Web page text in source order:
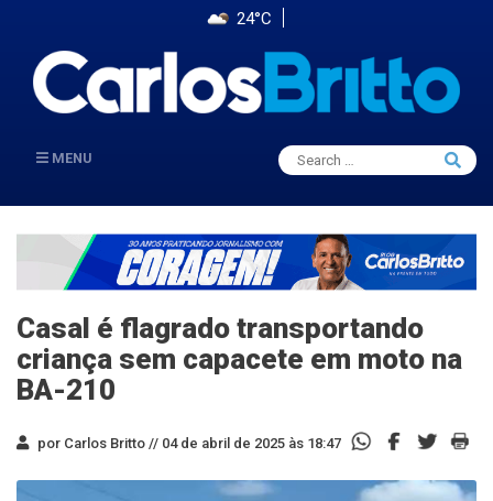
24°C
MENU
Search
for:
Search
Casal é flagrado transportando
criança sem capacete em moto na
BA-210
por Carlos Britto // 04 de abril de 2025 às 18:47